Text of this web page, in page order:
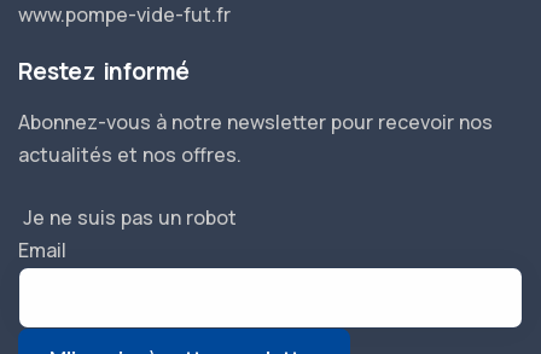
www.pompe-vide-fut.fr
Restez informé
Abonnez-vous à notre newsletter pour recevoir nos
actualités et nos offres.
Je ne suis pas un robot
Email